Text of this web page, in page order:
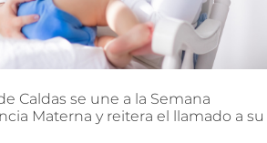
Caldas se une a la Semana
Materna y reitera el llamado a su